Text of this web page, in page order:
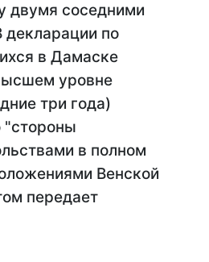
двумя соседними
декларации по
в Дамаске
уровне
три года)
"стороны
в полном
Венской
передает